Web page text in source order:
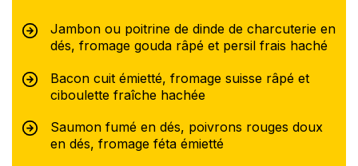
Jambon ou poitrine de dinde de charcuterie en
dés, fromage gouda râpé et persil frais haché
Bacon cuit émietté, fromage suisse râpé et
ciboulette fraîche hachée
Saumon fumé en dés, poivrons rouges doux
en dés, fromage féta émietté